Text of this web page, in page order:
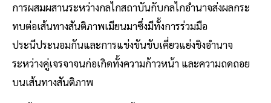
การผสมผสานระหว่างกลไกสถาบันกับกลไกอำนาจส่งผลกระ
ทบต่อเส้นทางสันติภาพเมียนมาซึ่งมีทั้งการร่วมมือ
ประนีประนอมกันและการแข่งขันขับเคี่ยวแย่งชิงอำนาจ
ระหว่างคู่เจรจาจนก่อเกิดทั้งความก้าวหน้า และความถดถอย
บนเส้นทางสันติภาพ